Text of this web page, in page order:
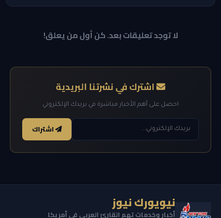
لا توجد تعليقات بعد. كن أول من يعلق!
اشترك في نشرتنا البريدية
احصل على أهم الأخبار مباشرة في بريدك الإلكتروني
اشتراك
نيويورك نيوز
أخبار وخدمات تهم القارئ العربي في أمريكا